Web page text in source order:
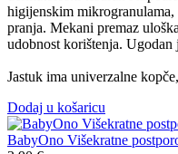
higijenskim mikrogranulama,
pranja. Mekani premaz
udobnost korištenja.
Jastuk ima univerzalne
Dodaj u košaricu
BabyOno Višekratne